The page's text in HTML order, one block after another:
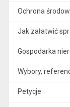
Ochrona
Jak załatwić
Gospodarka
Wybory,
Petycje